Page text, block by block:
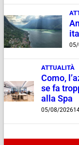
ATTUALITÀ
Como,
se fa
alla Spa
05/08/2026